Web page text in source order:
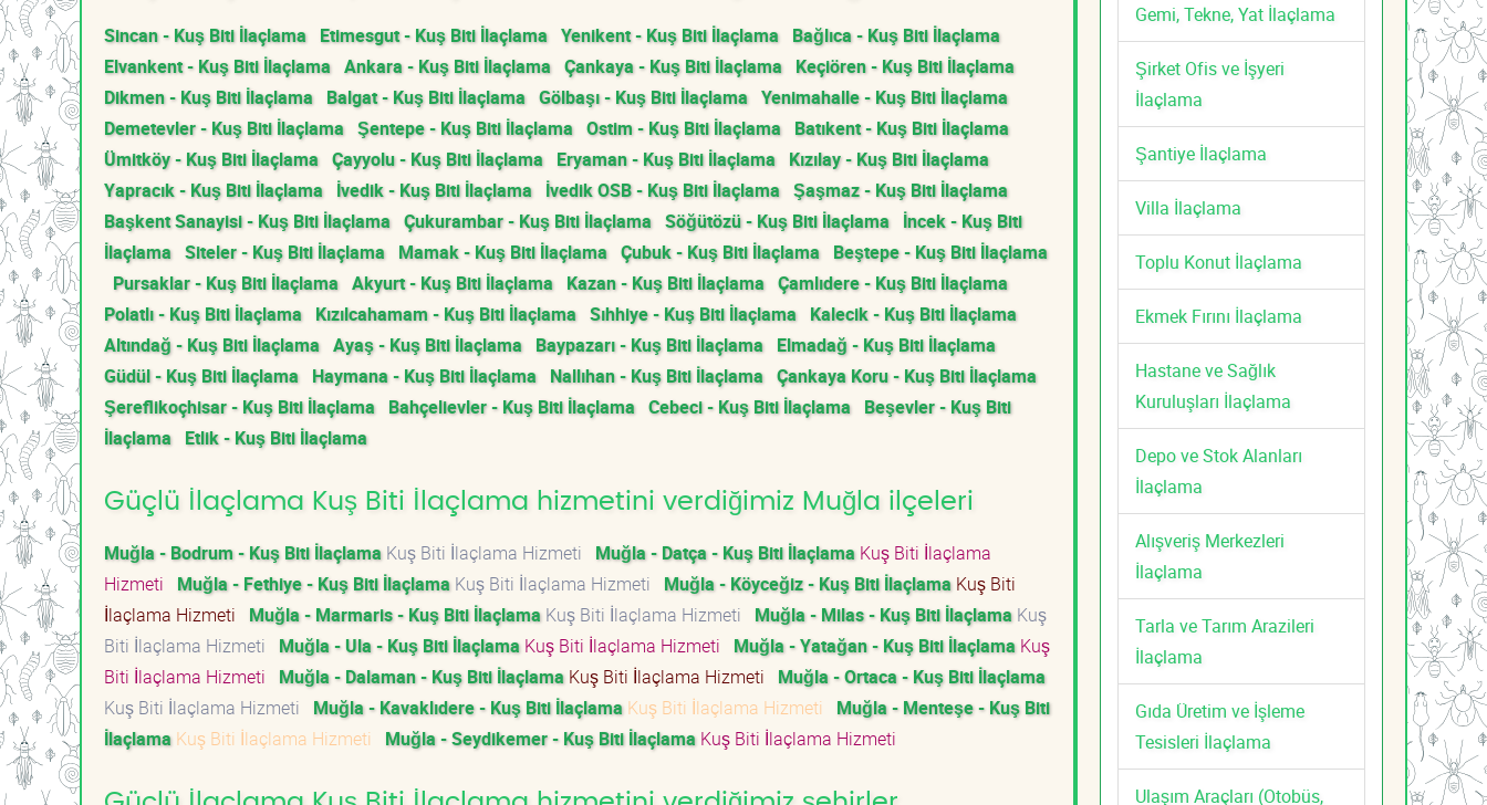
Sincan - Kuş Biti İlaçlama Etimesgut - Kuş Biti İlaçlama Yenikent - Kuş Biti İlaçlama Bağlıca - Kuş Biti İlaçlama
Elvankent - Kuş Biti İlaçlama Ankara - Kuş Biti İlaçlama Çankaya - Kuş Biti İlaçlama Keçiören - Kuş Biti İlaçlama
Dikmen - Kuş Biti İlaçlama Balgat - Kuş Biti İlaçlama Gölbaşı - Kuş Biti İlaçlama Yenimahalle - Kuş Biti İlaçlama
Demetevler - Kuş Biti İlaçlama Şentepe - Kuş Biti İlaçlama Ostim - Kuş Biti İlaçlama Batıkent - Kuş Biti İlaçlama
Ümitköy - Kuş Biti İlaçlama Çayyolu - Kuş Biti İlaçlama Eryaman - Kuş Biti İlaçlama Kızılay - Kuş Biti İlaçlama
Yapracık - Kuş Biti İlaçlama İvedik - Kuş Biti İlaçlama İvedik OSB - Kuş Biti İlaçlama Şaşmaz - Kuş Biti İlaçlama
Başkent Sanayisi - Kuş Biti İlaçlama Çukurambar - Kuş Biti İlaçlama Söğütözü - Kuş Biti İlaçlama İncek - Kuş Biti
İlaçlama Siteler - Kuş Biti İlaçlama Mamak - Kuş Biti İlaçlama Çubuk - Kuş Biti İlaçlama Beştepe - Kuş Biti İlaçlama
Pursaklar - Kuş Biti İlaçlama Akyurt - Kuş Biti İlaçlama Kazan - Kuş Biti İlaçlama Çamlıdere - Kuş Biti İlaçlama
Polatlı - Kuş Biti İlaçlama Kızılcahamam - Kuş Biti İlaçlama Sıhhiye - Kuş Biti İlaçlama Kalecik - Kuş Biti İlaçlama
Altındağ - Kuş Biti İlaçlama Ayaş - Kuş Biti İlaçlama Baypazarı - Kuş Biti İlaçlama Elmadağ - Kuş Biti İlaçlama
Güdül - Kuş Biti İlaçlama Haymana - Kuş Biti İlaçlama Nallıhan - Kuş Biti İlaçlama Çankaya Koru - Kuş Biti İlaçlama
Şereflikoçhisar - Kuş Biti İlaçlama Bahçelievler - Kuş Biti İlaçlama Cebeci - Kuş Biti İlaçlama Beşevler - Kuş Biti
İlaçlama Etlik - Kuş Biti İlaçlama
Güçlü İlaçlama Kuş Biti İlaçlama hizmetini verdiğimiz Muğla ilçeleri
Muğla - Bodrum - Kuş Biti İlaçlama Kuş Biti İlaçlama Hizmeti Muğla - Datça - Kuş Biti İlaçlama Kuş Biti İlaçlama
Hizmeti
Muğla - Fethiye - Kuş Biti İlaçlama Kuş Biti İlaçlama Hizmeti Muğla - Köyceğiz - Kuş Biti İlaçlama Kuş Biti
İlaçlama Hizmeti
Muğla - Marmaris - Kuş Biti İlaçlama Kuş Biti İlaçlama Hizmeti Muğla - Milas - Kuş Biti İlaçlama Kuş
Biti İlaçlama Hizmeti
Muğla - Ula - Kuş Biti İlaçlama Kuş Biti İlaçlama Hizmeti Muğla - Yatağan - Kuş Biti İlaçlama Kuş
Biti İlaçlama Hizmeti
Muğla - Dalaman - Kuş Biti İlaçlama Kuş Biti İlaçlama Hizmeti
Muğla - Ortaca - Kuş Biti İlaçlama
Kuş Biti İlaçlama Hizmeti
Muğla - Kavaklıdere - Kuş Biti İlaçlama Kuş Biti İlaçlama Hizmeti
Muğla - Menteşe - Kuş Biti
İlaçlama Kuş Biti İlaçlama Hizmeti Muğla - Seydikemer - Kuş Biti İlaçlama Kuş Biti İlaçlama Hizmeti
Gemi, Tekne, Yat İlaçlama
Şirket Ofis ve İşyeri
İlaçlama
Şantiye İlaçlama
Villa İlaçlama
Toplu Konut İlaçlama
Ekmek Fırını İlaçlama
Hastane ve Sağlık
Kuruluşları İlaçlama
Depo ve Stok Alanları
İlaçlama
Alışveriş Merkezleri
İlaçlama
Tarla ve Tarım Arazileri
İlaçlama
Gıda Üretim ve İşleme
Tesisleri İlaçlama
Ulaşım Araçları (Otobüs,